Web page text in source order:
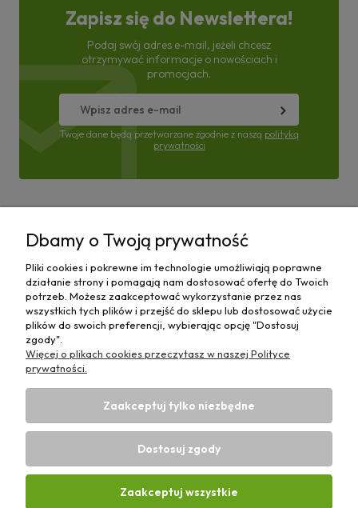
Zapisz się do Newslettera!
Podaj swój adres e-mail, jeżeli chcesz
otrzymywać informacje o nowościach i
promocjach.
Twoje dane będą przetwarzane zgodnie z naszą polityką
prywatności
Moje konto
Płatności i dostawa
Informacje
O nas
Sklep rolniczy z częściami do maszyn E-ciągnik |
731 424 460| NIP: 5562573838 | REGON:
Dbamy o Twoją prywatność
Pliki cookies i pokrewne im technologie umożliwiają poprawne
działanie strony i pomagają nam dostosować ofertę do Twoich
potrzeb. Możesz zaakceptować wykorzystanie przez nas
wszystkich tych plików i przejść do sklepu lub dostosować użycie
plików do swoich preferencji, wybierając opcję "Dostosuj
zgody".
Więcej o plikach cookies przeczytasz w naszej Polityce
prywatności.
Zaakceptuj tylko niezbędne
Dostosuj zgody
Zaakceptuj wszystkie